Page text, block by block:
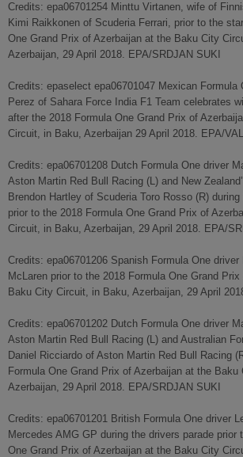
Credits: epa06701254 Minttu Virtanen, wife of
Kimi Raikkonen of Scuderia Ferrari, prior to the
One Grand Prix of Azerbaijan at the Baku City
Azerbaijan, 29 April 2018. EPA/SRDJAN SUKI
Credits: epaselect epa06701047 Mexican Formula
Perez of Sahara Force India F1 Team celebrates
after the 2018 Formula One Grand Prix of
Circuit, in Baku, Azerbaijan 29 April 2018. EPA/
Credits: epa06701208 Dutch Formula One driver
Aston Martin Red Bull Racing (L) and New
Brendon Hartley of Scuderia Toro Rosso (R)
prior to the 2018 Formula One Grand Prix of
Circuit, in Baku, Azerbaijan, 29 April 2018. EPA/
Credits: epa06701206 Spanish Formula One driver
McLaren prior to the 2018 Formula One Grand
Baku City Circuit, in Baku, Azerbaijan, 29 April
Credits: epa06701202 Dutch Formula One driver
Aston Martin Red Bull Racing (L) and Australian
Daniel Ricciardo of Aston Martin Red Bull Racing
Formula One Grand Prix of Azerbaijan at the
Azerbaijan, 29 April 2018. EPA/SRDJAN SUKI
Credits: epa06701201 British Formula One driver
Mercedes AMG GP during the drivers parade prior
One Grand Prix of Azerbaijan at the Baku City